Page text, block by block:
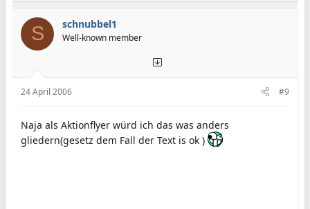
S schnubbel1
Well-known member
24 April 2006 #9
Naja als Aktionflyer würd ich das was anders
gliedern(gesetz dem Fall der Text is ok )